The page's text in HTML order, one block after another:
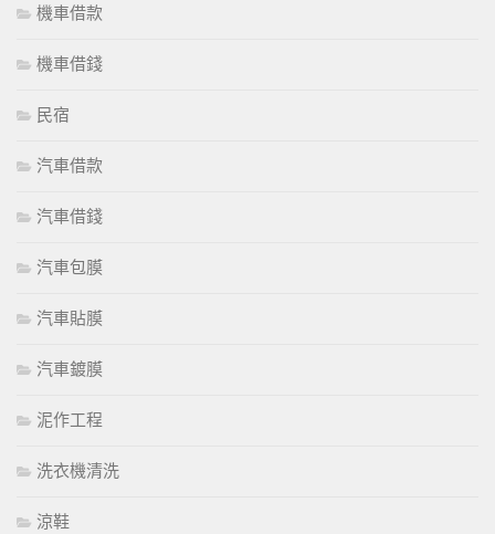
機車借款
機車借錢
民宿
汽車借款
汽車借錢
汽車包膜
汽車貼膜
汽車鍍膜
泥作工程
洗衣機清洗
涼鞋